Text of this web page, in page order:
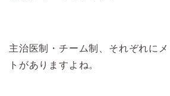
主治医制・チーム制、それぞれに
トがありますよね。